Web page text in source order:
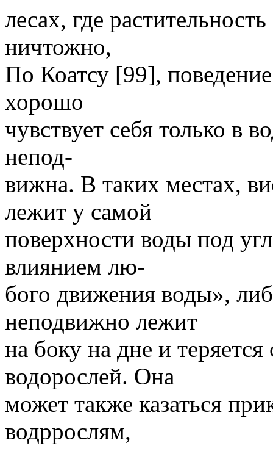
лесах, где
ничтожно,
По Коатсу [99],
хорошо
чувствует себя только в
непод-
вижна. В таких местах,
лежит у самой
поверхности воды под
влиянием лю-
бого движения воды»,
неподвижно лежит
на боку на дне и
водорослей. Она
может также казаться
водррослям,